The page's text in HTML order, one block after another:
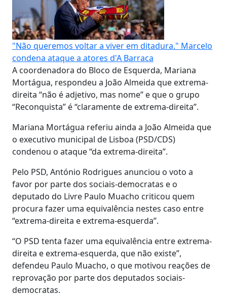
"Não queremos voltar a viver em ditadura." Marcelo
condena ataque a atores d'A Barraca
A coordenadora do Bloco de Esquerda, Mariana
Mortágua, respondeu a João Almeida que extrema-
direita “não é adjetivo, mas nome” e que o grupo
“Reconquista” é “claramente de extrema-direita”.
Mariana Mortágua referiu ainda a João Almeida que
o executivo municipal de Lisboa (PSD/CDS)
condenou o ataque “da extrema-direita”.
Pelo PSD, António Rodrigues anunciou o voto a
favor por parte dos sociais-democratas e o
deputado do Livre Paulo Muacho criticou quem
procura fazer uma equivalência nestes caso entre
“extrema-direita e extrema-esquerda”.
“O PSD tenta fazer uma equivalência entre extrema-
direita e extrema-esquerda, que não existe”,
defendeu Paulo Muacho, o que motivou reações de
reprovação por parte dos deputados sociais-
democratas.